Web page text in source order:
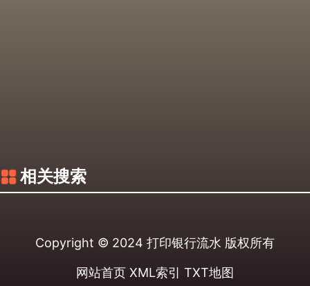
相关搜索
Copyright © 2024 打印银行流水 版权所有
网站首页 XML索引 TXT地图